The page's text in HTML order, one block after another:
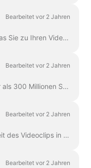
Bearbeitet vor 2 Jahren
Ein Farbfilter ist ein Overlay, das Sie zu Ihren Videos hinzufügen können. Er ist hilfreich, wenn Sie Ihrem Video ein einheitliches Erscheinungsbild geben möchten und...
Bearbeitet vor 2 Jahren
Wave.video verfügt über mehr als 300 Millionen Stock-Videoclips und Bilder, aber es gibt auch eine Reihe von Funktionen, die unsere Nutzer und Mitarbeiter zu...
Bearbeitet vor 2 Jahren
Sie können die Geschwindigkeit des Videoclips in Wave.video ändern. Gehen Sie dazu zum Schritt Bearbeiten und wählen Sie die gewünschte Geschwindigkeit aus. Standardmäßig ist die Videogeschwindigkeit ...
Bearbeitet vor 2 Jahren